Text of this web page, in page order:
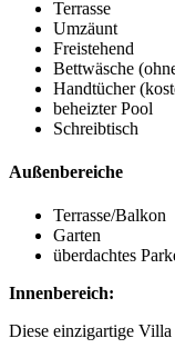
Terrasse
Umzäunt
Freistehend
Bettwäsche
Handtücher
beheizter Pool
Schreibtisch
Außenbereiche
Terrasse/Balkon
Garten
überdachtes
Innenbereich:
Diese einzigartige Villa